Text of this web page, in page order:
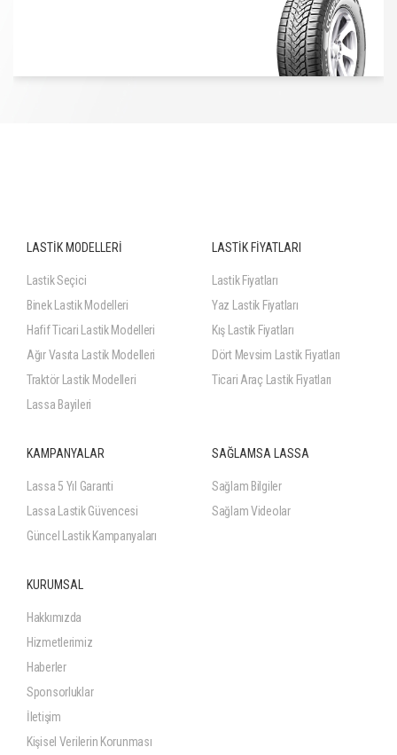
LASTİK MODELLERİ
Lastik Seçici
Binek Lastik Modelleri
Hafif Ticari Lastik Modelleri
Ağır Vasıta Lastik Modelleri
Traktör Lastik Modelleri
Lassa Bayileri
LASTİK FİYATLARI
Lastik Fiyatları
Yaz Lastik Fiyatları
Kış Lastik Fiyatları
Dört Mevsim Lastik Fiyatları
Ticari Araç Lastik Fiyatları
KAMPANYALAR
Lassa 5 Yıl Garanti
Lassa Lastik Güvencesi
Güncel Lastik Kampanyaları
SAĞLAMSA LASSA
Sağlam Bilgiler
Sağlam Videolar
KURUMSAL
Hakkımızda
Hizmetlerimiz
Haberler
Sponsorluklar
İletişim
Kişisel Verilerin Korunması